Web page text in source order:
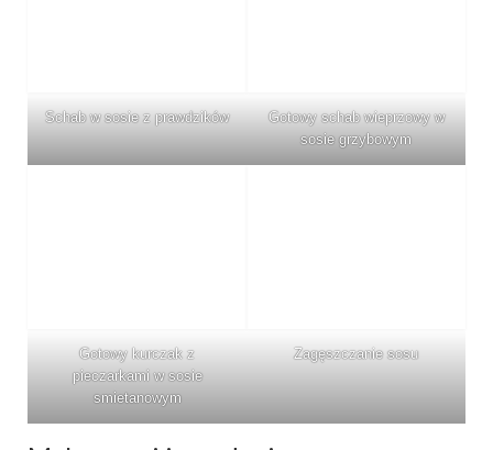
Schab w sosie z prawdzików
Gotowy schab wieprzowy w
sosie grzybowym
Gotowy kurczak z
pieczarkami w sosie
smietanowym
Zagęszczanie sosu